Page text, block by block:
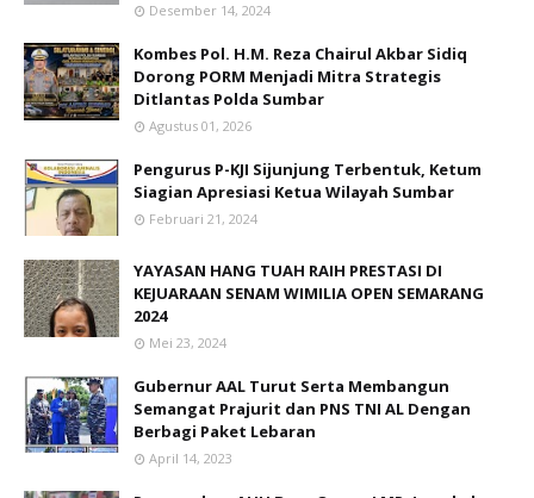
Desember 14, 2024
Kombes Pol. H.M. Reza Chairul Akbar Sidiq
Dorong PORM Menjadi Mitra Strategis
Ditlantas Polda Sumbar
Agustus 01, 2026
Pengurus P-KJI Sijunjung Terbentuk, Ketum
Siagian Apresiasi Ketua Wilayah Sumbar
Februari 21, 2024
YAYASAN HANG TUAH RAIH PRESTASI DI
KEJUARAAN SENAM WIMILIA OPEN SEMARANG
2024
Mei 23, 2024
Gubernur AAL Turut Serta Membangun
Semangat Prajurit dan PNS TNI AL Dengan
Berbagi Paket Lebaran
April 14, 2023